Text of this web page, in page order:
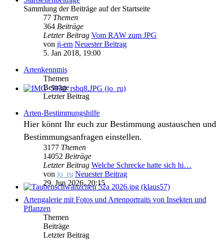
Sammlung der Beiträge auf der Startseite
77 Themen
364 Beiträge
Letzter Beitrag Vom RAW zum JPG
von ji-em Neuester Beitrag
5. Jan 2018, 19:00
Artenkenntnis
Themen
Beiträge
Letzter Beitrag
Arten-Bestimmungshilfe
Hier könnt Ihr euch zur Bestimmung austauschen und
Bestimmungsanfragen einstellen.
3177 Themen
14052 Beiträge
Letzter Beitrag Welche Schrecke hatte sich hi…
von jo_ru Neuester Beitrag
29. Jun 2026, 20:15
Artengalerie mit Fotos und Artenportraits von Insekten und
Pflanzen
Themen
Beiträge
Letzter Beitrag